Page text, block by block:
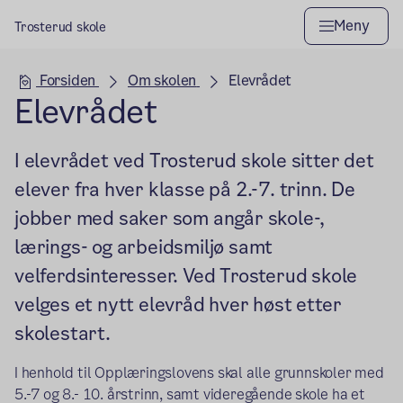
Trosterud skole Meny
Hovedseksjon
Forsiden Om skolen Elevrådet
Elevrådet
I elevrådet ved Trosterud skole sitter det
elever fra hver klasse på 2.-7. trinn. De
jobber med saker som angår skole-,
lærings- og arbeidsmiljø samt
velferdsinteresser. Ved Trosterud skole
velges et nytt elevråd hver høst etter
skolestart.
I henhold til Opplæringslovens skal alle grunnskoler med
5.-7 og 8.- 10. årstrinn, samt videregående skole ha et